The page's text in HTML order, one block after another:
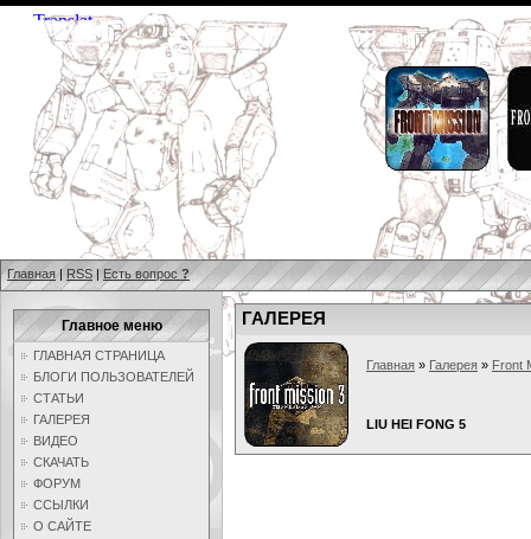
Главная | RSS | Есть вопрос ?
Главное меню
ГЛАВНАЯ СТРАНИЦА
БЛОГИ ПОЛЬЗОВАТЕЛЕЙ
СТАТЬИ
ГАЛЕРЕЯ
ВИДЕО
СКАЧАТЬ
ФОРУМ
ССЫЛКИ
О САЙТЕ
ГАЛЕРЕЯ
Главная » Галерея » Front
LIU HEI FONG 5